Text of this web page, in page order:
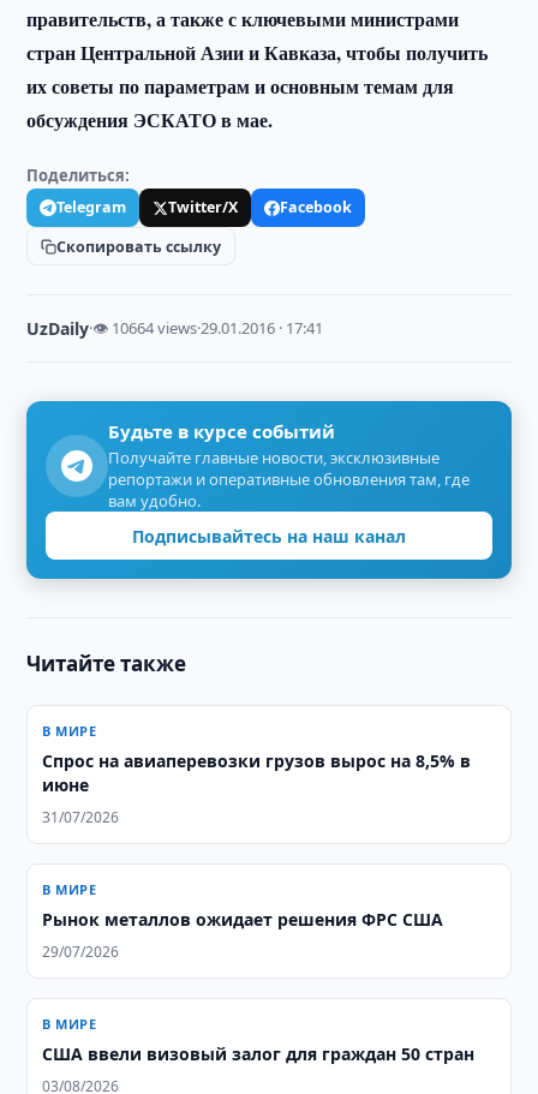
правительств, а также с ключевыми министрами
стран Центральной Азии и Кавказа, чтобы получить
их советы по параметрам и основным темам для
обсуждения ЭСКАТО в мае.
Поделиться:
Telegram Twitter/X
Facebook
Скопировать ссылку
UzDaily·👁 10664 views·29.01.2016 · 17:41
Будьте в курсе событий
Получайте главные новости, эксклюзивные
репортажи и оперативные обновления там, где
вам удобно.
Подписывайтесь на наш канал
Читайте также
В МИРЕ
Спрос на авиаперевозки грузов вырос на 8,5% в
июне
31/07/2026
В МИРЕ
Рынок металлов ожидает решения ФРС США
29/07/2026
В МИРЕ
США ввели визовый залог для граждан 50 стран
03/08/2026